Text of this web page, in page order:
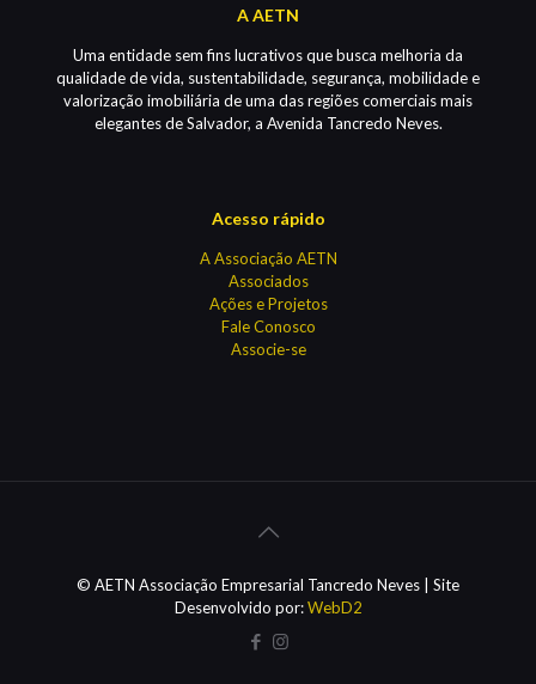
A AETN
Uma entidade sem fins lucrativos que busca melhoria da
qualidade de vida, sustentabilidade, segurança, mobilidade e
valorização imobiliária de uma das regiões comerciais mais
elegantes de Salvador, a Avenida Tancredo Neves.
Acesso rápido
A Associação AETN
Associados
Ações e Projetos
Fale Conosco
Associe-se
© AETN Associação Empresarial Tancredo Neves | Site
Desenvolvido por:WebD2